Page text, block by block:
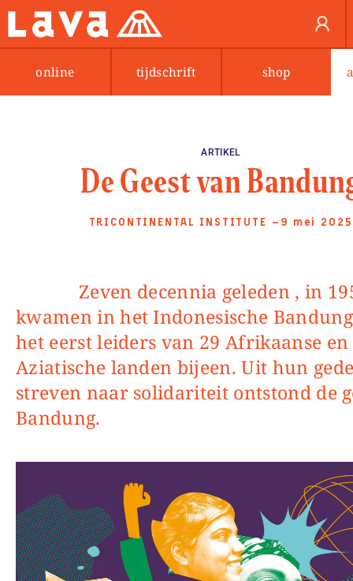
online tijdschrift shop
ARTIKEL
De Geest van
TRICONTINENTAL INSTITUTE —9 mei 2025
Zeven decennia geleden , in 1955,
kwamen in het Indonesische
het eerst leiders van 29 Afrikaanse en
Aziatische landen bijeen. Uit hun
streven naar solidariteit ontstond de
Bandung.